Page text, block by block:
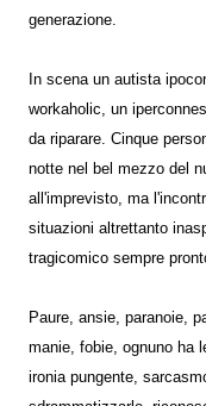
generazione.
In scena un autista
workaholic, un
da riparare. Cinque
notte nel bel mezzo del
all'imprevisto, ma
situazioni altrettanto
tragicomico sempre
Paure, ansie, paranoie,
manie, fobie, ognuno ha
ironia pungente,